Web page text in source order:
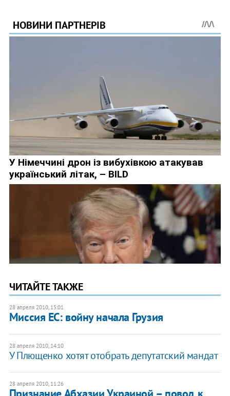
ЧИТАЙТЕ ТАКЖЕ
28 апреля 2010, 15:01
Миссия ЕС: войну начала Грузия
28 апреля 2010, 14:10
У Плющенко хотят отобрать депутатский мандат
28 апреля 2010, 11:26